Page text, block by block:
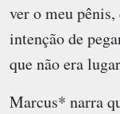
ver o meu
intenção de
que não era
Marcus* narra